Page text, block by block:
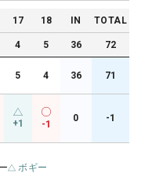
17 18 IN TOTAL
4 5 36 72
5 4 36 71
+1 -1
0 -1
ボギー